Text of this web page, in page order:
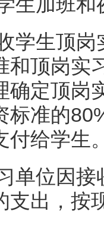
生顶岗
和顶岗实
确定顶岗
标准的
付给学
位因接
支出，按